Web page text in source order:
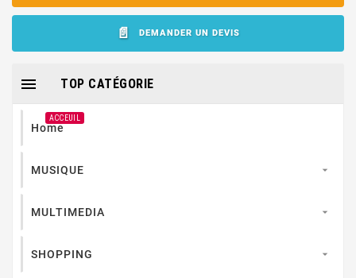
DEMANDER UN DEVIS
TOP CATÉGORIE

Home
ACCEUIL
MUSIQUE 
MULTIMEDIA 
SHOPPING 